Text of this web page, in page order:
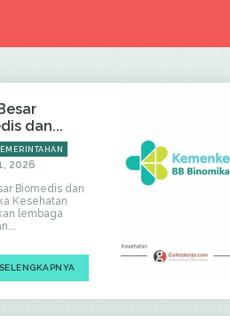
dan...
2026
Biomedis dan
Kesehatan
lembaga